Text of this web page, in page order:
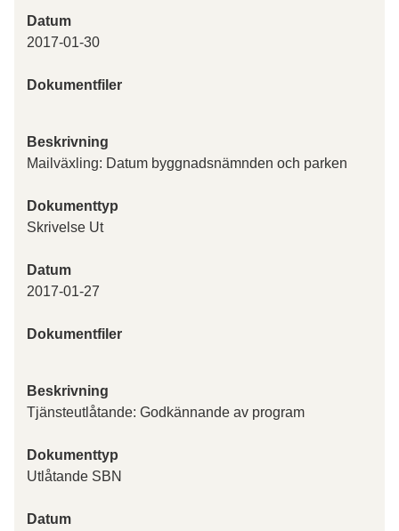
Datum
2017-01-30
Dokumentfiler
Beskrivning
Mailväxling: Datum byggnadsnämnden och parken
Dokumenttyp
Skrivelse Ut
Datum
2017-01-27
Dokumentfiler
Beskrivning
Tjänsteutlåtande: Godkännande av program
Dokumenttyp
Utlåtande SBN
Datum